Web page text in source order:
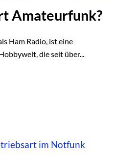
Amateurfunk?
Ham Radio, ist eine
die seit über...
im Notfunk